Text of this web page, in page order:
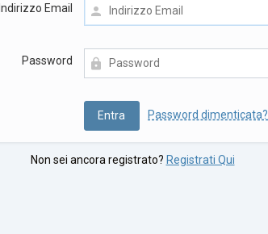
Indirizzo Email
Password
Password dimenticata?
Non sei ancora registrato? Registrati Qui